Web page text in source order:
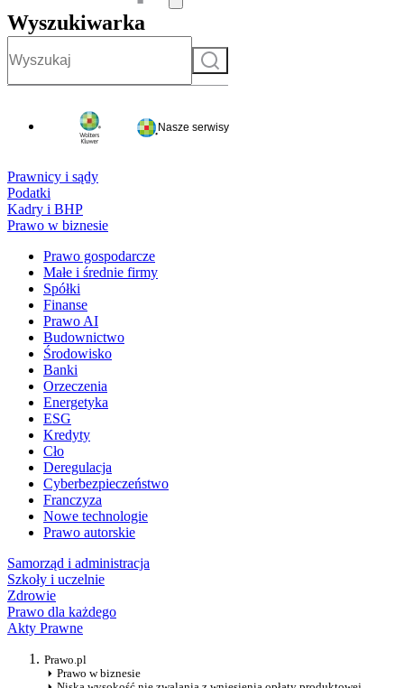
Wyszukiwarka
Szukaj
Nasze serwisy
Prawnicy i sądy
Podatki
Kadry i BHP
Prawo w biznesie
Prawo gospodarcze
Małe i średnie firmy
Spółki
Finanse
Prawo AI
Budownictwo
Środowisko
Banki
Orzeczenia
Energetyka
ESG
Kredyty
Cło
Deregulacja
Cyberbezpieczeństwo
Franczyza
Nowe technologie
Prawo autorskie
Samorząd i administracja
Szkoły i uczelnie
Zdrowie
Prawo dla każdego
Akty Prawne
Prawo.pl
Prawo w biznesie